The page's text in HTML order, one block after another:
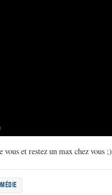
vous et restez un max chez vous ;)